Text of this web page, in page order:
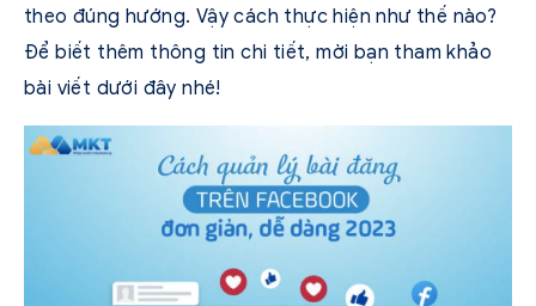
theo đúng hướng. Vậy cách thực hiện như thế nào?
Để biết thêm thông tin chi tiết, mời bạn tham khảo
bài viết dưới đây nhé!